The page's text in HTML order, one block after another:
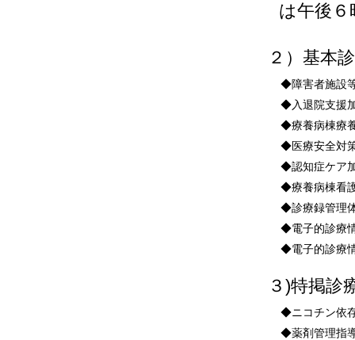
は午後
２）基本
◆障害者施設
◆入退院支援
◆療養病棟療
◆医療安全対
◆認知症ケア
◆療養病棟看
◆診療録管理
◆電子的診療
◆電子的診療
３)特掲診
◆ニコチン依
◆薬剤管理指